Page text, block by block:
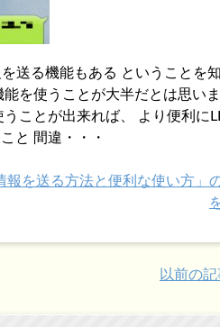
送る機能もある ということを
を使うことが大半だとは思い
ことが出来れば、 より便利に
と 間違・・・
報を送る方法と便利な使い方」
以前の